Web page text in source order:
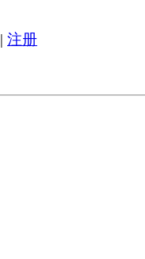
| 注册